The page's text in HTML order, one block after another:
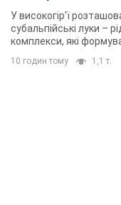
У високогір'ї
субальпійські луки –
комплекси, які
10 годин тому 1,1 т.